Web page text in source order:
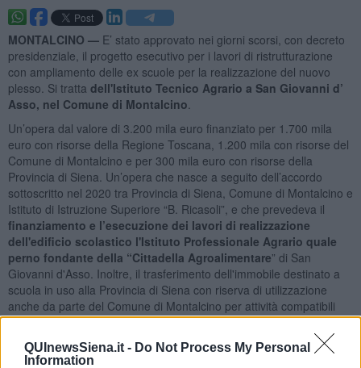
QUInewsSiena.it - Do Not Process My Personal
Information
MONTALCINO — E’ stato approvato nei giorni scorsi, con decreto
presidenziale, il progetto esecutivo per i lavori di ristrutturazione
con ampliamento delle ex scuole per la realizzazione del nuovo
plesso. Si tratta dell'Istituto Tecnico Agrario a San Giovanni d’
Asso, nel Comune di Montalcino
Un’opera dal valore di 3.200 mila euro finanziato per 1.700 mila
euro con risorse della Regione Toscana, 1.200 mila con risorse del
Comune di Montalcino e per 300 mila euro con risorse della
Provincia di Siena. Un’opera che nasce a seguito dell’accordo
sottoscritto nel 2020 tra Provincia di Siena, Comune di Montalcino e
Istituto di Istruzione Superiore “B. Ricasoli”, e che prevedeva il
finanziamento e l’esecuzione dei lavori di realizzazione
dell'edificio scolastico l'Istituto Professionale Agrario quale
perno fondante della “Cittadella Agroalimentare” di San
Giovanni d'Asso. Inoltre, il trasferimento dell'immobile destinato a
scuola in uso alla Provincia di Siena con riserva di utilizzazione
anche da parte del Comune di Montalcino per attività compatibili
con l’utilizzo per l’insegnamento e l’assegnazione all’Istituto di
Istruzione Superiore “B. Ricasoli”, con indirizzo professionale
agrario.